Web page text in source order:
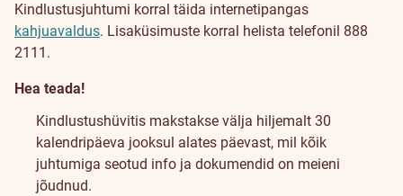
Kindlustusjuhtumi korral täida internetipangas
kahjuavaldus. Lisaküsimuste korral helista telefonil 888
2111.
Hea teada!
Kindlustushüvitis makstakse välja hiljemalt 30
kalendripäeva jooksul alates päevast, mil kõik
juhtumiga seotud info ja dokumendid on meieni
jõudnud.